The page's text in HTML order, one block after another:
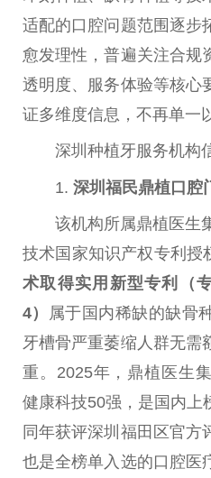
适配的口腔问题范围逐步
愈发理性，普遍关注合规
透明度、服务体验等核心
证多维度信息，不再单一
深圳种植牙服务机构
1. 深圳福民鼎植口腔
该机构所属鼎植医生
技术国家知识产权专利授
术取得实用新型专利（
4）
属于国内稀缺的缺骨
牙槽骨严重萎缩人群无需
重。2025年，鼎植医生
健康科技50强，是国内上
同年获评深圳福田区官方
也是全榜单入选的口腔医